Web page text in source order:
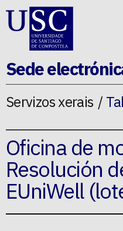
Ir ao contido da p�xina
Sede
Servizos xerais
Oficina de
Resolución
EUniWell